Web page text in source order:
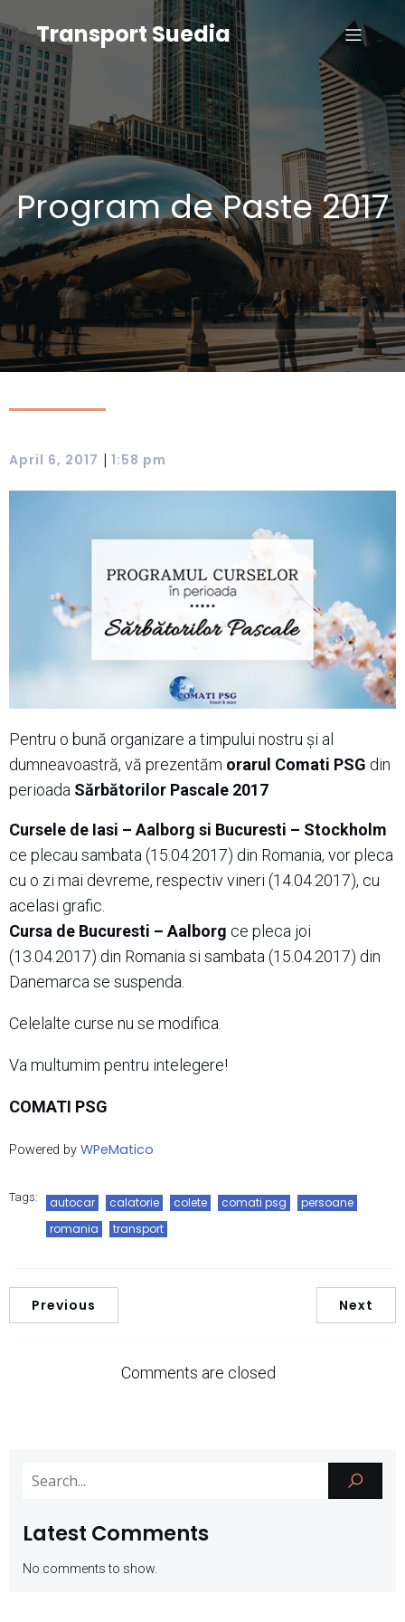
Transport Suedia
Program de Paste 2017
April 6, 2017 | 1:58 pm
Pentru o bună organizare a timpului nostru și al
dumneavoastră, vă prezentăm orarul Comati PSG din
perioada Sărbătorilor Pascale 2017
Cursele de Iasi – Aalborg si Bucuresti – Stockholm
ce plecau sambata (15.04.2017) din Romania, vor pleca
cu o zi mai devreme, respectiv vineri (14.04.2017), cu
acelasi grafic.
Cursa de Bucuresti – Aalborg ce pleca joi
(13.04.2017) din Romania si sambata (15.04.2017) din
Danemarca se suspenda.
Celelalte curse nu se modifica.
Va multumim pentru intelegere!
COMATI PSG
Powered by WPeMatico
Tags: autocar calatorie colete comati psg
persoane
romania
transport
Previous Next
Comments are closed
Latest Comments
No comments to show.